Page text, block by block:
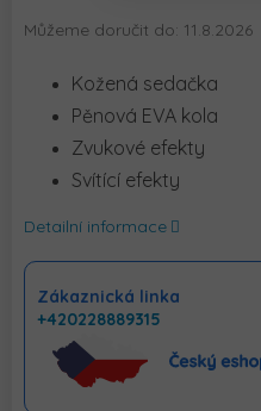
Můžeme doručit do: 11.8.2026
Kožená sedačka
Pěnová EVA kola
Zvukové efekty
Svítící efekty
Detailní informace
Zákaznická linka
+420228889315